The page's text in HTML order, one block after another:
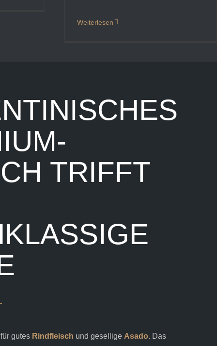
Weiterlesen
TRIFFT
gutes Rindfleisch und gesellige Asado. Das